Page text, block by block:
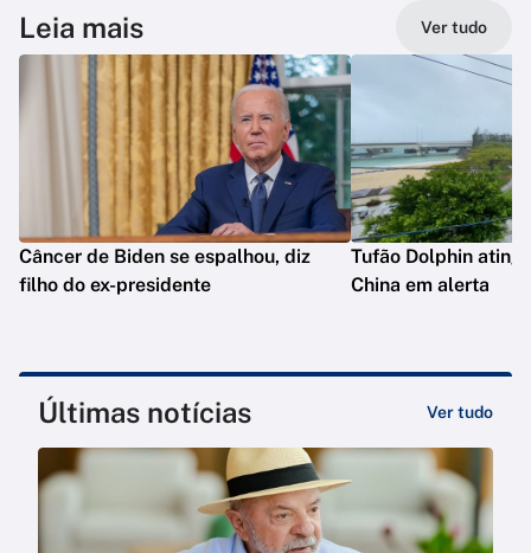
Leia mais Ver tudo
Câncer de Biden se espalhou, diz
filho do ex-presidente
Tufão Dolphin
China em alerta
Últimas notícias Ver tudo